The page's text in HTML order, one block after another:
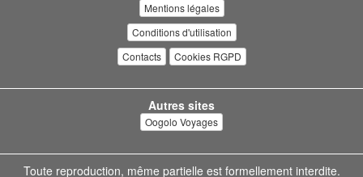
Mentions légales
Conditions d'utilisation
Contacts
Cookies RGPD
Autres sites
Oogolo Voyages
Toute reproduction, même partielle est formellement interdite.